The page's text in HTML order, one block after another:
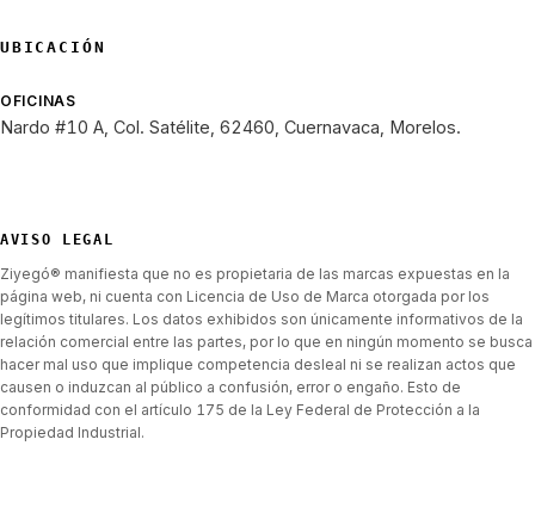
UBICACIÓN
OFICINAS
Nardo #10 A, Col. Satélite, 62460, Cuernavaca, Morelos.
AVISO LEGAL
Ziyegó® manifiesta que no es propietaria de las marcas expuestas en la
página web, ni cuenta con Licencia de Uso de Marca otorgada por los
legítimos titulares. Los datos exhibidos son únicamente informativos de la
relación comercial entre las partes, por lo que en ningún momento se busca
hacer mal uso que implique competencia desleal ni se realizan actos que
causen o induzcan al público a confusión, error o engaño. Esto de
conformidad con el artículo 175 de la Ley Federal de Protección a la
Propiedad Industrial.